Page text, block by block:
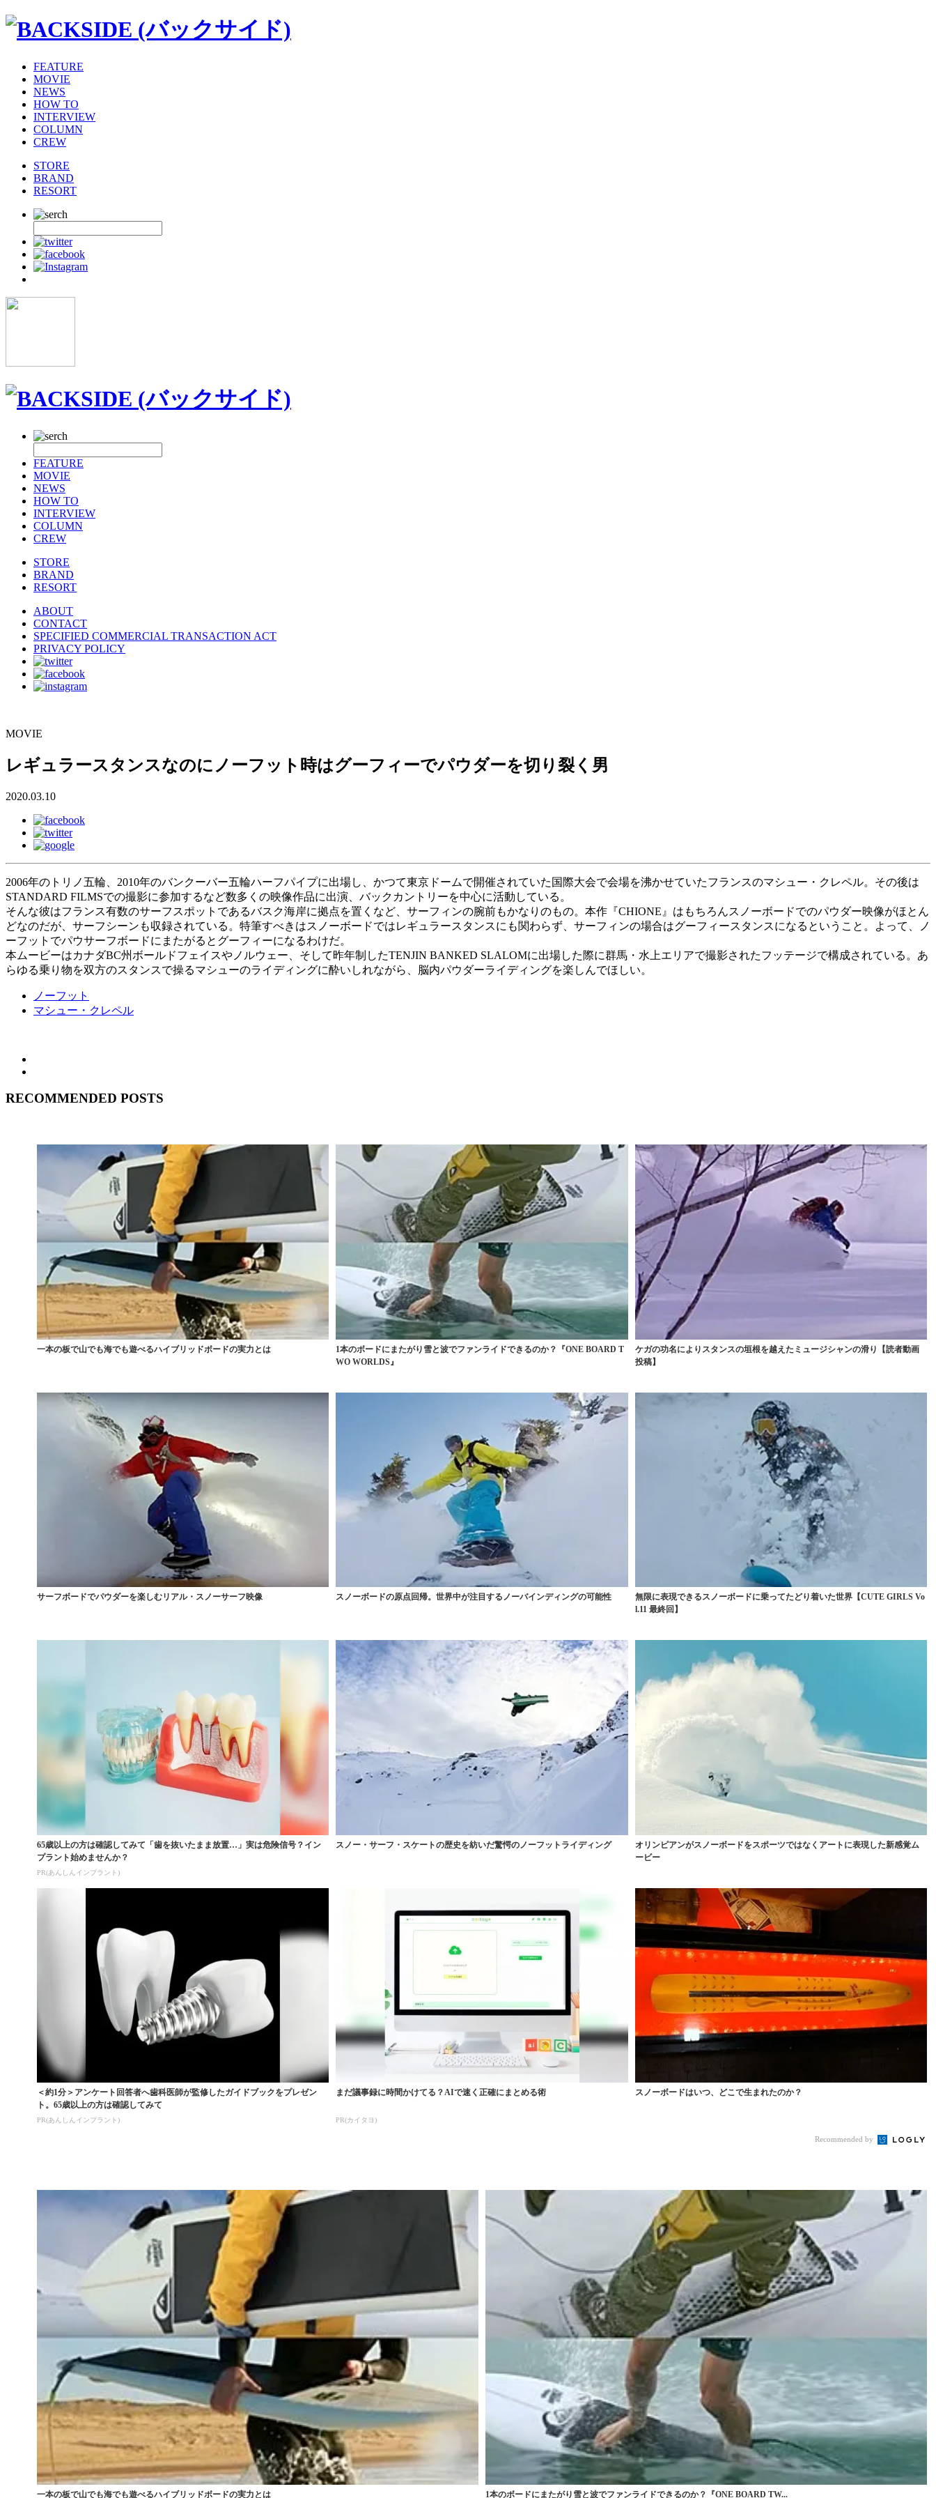
FEATURE
MOVIE
NEWS
HOW TO
INTERVIEW
COLUMN
CREW
STORE
BRAND
RESORT
FEATURE
MOVIE
NEWS
HOW TO
INTERVIEW
COLUMN
CREW
STORE
BRAND
RESORT
ABOUT
CONTACT
SPECIFIED COMMERCIAL TRANSACTION ACT
PRIVACY POLICY
MOVIE
レギュラースタンスなのにノーフット時はグーフィーでパウダーを切り裂く男
2020.03.10
2006年のトリノ五輪、2010年のバンクーバー五輪ハーフパイプに出場し、かつて東京ドームで開催されていた国際大会で会場を沸かせていたフランスのマシュー・クレペル。その後は
STANDARD FILMSでの撮影に参加するなど数多くの映像作品に出演、バックカントリーを中心に活動している。
そんな彼はフランス有数のサーフスポットであるバスク海岸に拠点を置くなど、サーフィンの腕前もかなりのもの。本作『CHIONE』はもちろんスノーボードでのパウダー映像がほとん
どなのだが、サーフシーンも収録されている。特筆すべきはスノーボードではレギュラースタンスにも関わらず、サーフィンの場合はグーフィースタンスになるということ。よって、ノ
ーフットでパウサーフボードにまたがるとグーフィーになるわけだ。
本ムービーはカナダBC州ボールドフェイスやノルウェー、そして昨年制したTENJIN BANKED SLALOMに出場した際に群馬・水上エリアで撮影されたフッテージで構成されている。あ
らゆる乗り物を双方のスタンスで操るマシューのライディングに酔いしれながら、脳内パウダーライディングを楽しんでほしい。
ノーフット
マシュー・クレペル
RECOMMENDED POSTS
一本の板で山でも海でも遊べるハイブリッドボードの実力とは
1本のボードにまたがり雪と波でファンライドできるのか？『ONE BOARD T
WO WORLDS』
ケガの功名によりスタンスの垣根を越えたミュージシャンの滑り【読者動画
投稿】
サーフボードでパウダーを楽しむリアル・スノーサーフ映像 スノーボードの原点回帰。世界中が注目するノーバインディングの可能性
無限に表現できるスノーボードに乗ってたどり着いた世界【CUTE GIRLS Vo
l.11 最終回】
65歳以上の方は確認してみて「歯を抜いたまま放置…」実は危険信号？イン
プラント始めませんか？
PR(あんしんインプラント)
スノー・サーフ・スケートの歴史を紡いだ驚愕のノーフットライディング
オリンピアンがスノーボードをスポーツではなくアートに表現した新感覚ム
ービー
＜約1分＞アンケート回答者へ歯科医師が監修したガイドブックをプレゼン
ト。65歳以上の方は確認してみて
PR(あんしんインプラント)
まだ議事録に時間かけてる？AIで速く正確にまとめる術
PR(カイタヨ)
スノーボードはいつ、どこで生まれたのか？
Recommended by
一本の板で山でも海でも遊べるハイブリッドボードの実力とは 1本のボードにまたがり雪と波でファンライドできるのか？『ONE BOARD TW...